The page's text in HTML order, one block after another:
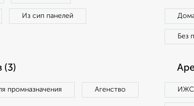
Из сип панелей
Без
(3)
промназначения Агенство ИЖС